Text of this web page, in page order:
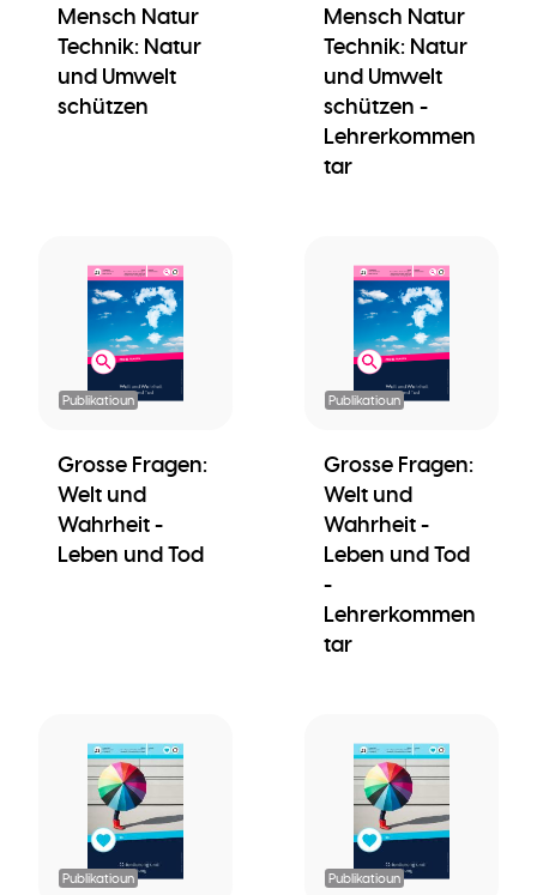
Mensch Natur
Technik: Natur
und Umwelt
schützen
Mensch Natur
Technik: Natur
und Umwelt
schützen -
Lehrerkommen
tar
Publikatioun
Grosse Fragen:
Welt und
Wahrheit -
Leben und Tod
Publikatioun
Grosse Fragen:
Welt und
Wahrheit -
Leben und Tod
-
Lehrerkommen
tar
Publikatioun Publikatioun